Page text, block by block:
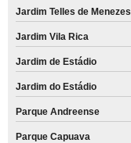
Jardim Telles de Menezes
Jardim Vila Rica
Jardim de Estádio
Jardim do Estádio
Parque Andreense
Parque Capuava